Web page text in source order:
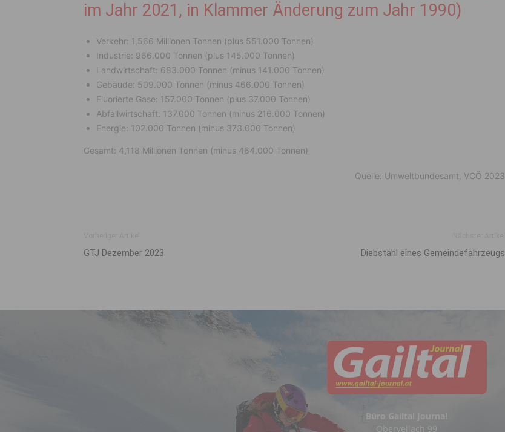
im Jahr 2021, in Klammer Änderung zum Jahr 1990)
Verkehr: 1,566 Millionen Tonnen (plus 551.000 Tonnen)
Industrie: 966.000 Tonnen (plus 145.000 Tonnen)
Landwirtschaft: 683.000 Tonnen (minus 141.000 Tonnen)
Gebäude: 509.000 Tonnen (minus 466.000 Tonnen)
Fluorierte Gase: 157.000 Tonnen (plus 37.000 Tonnen)
Abfallwirtschaft: 137.000 Tonnen (minus 216.000 Tonnen)
Energie: 102.000 Tonnen (minus 373.000 Tonnen)
Gesamt: 4,118 Millionen Tonnen (minus 464.000 Tonnen)
Quelle: Umweltbundesamt, VCÖ 2023
GTJ Dezember 2023 Diebstahl eines Gemeindefahrzeugs
Büro Gailtal Journal
Obervellach 99